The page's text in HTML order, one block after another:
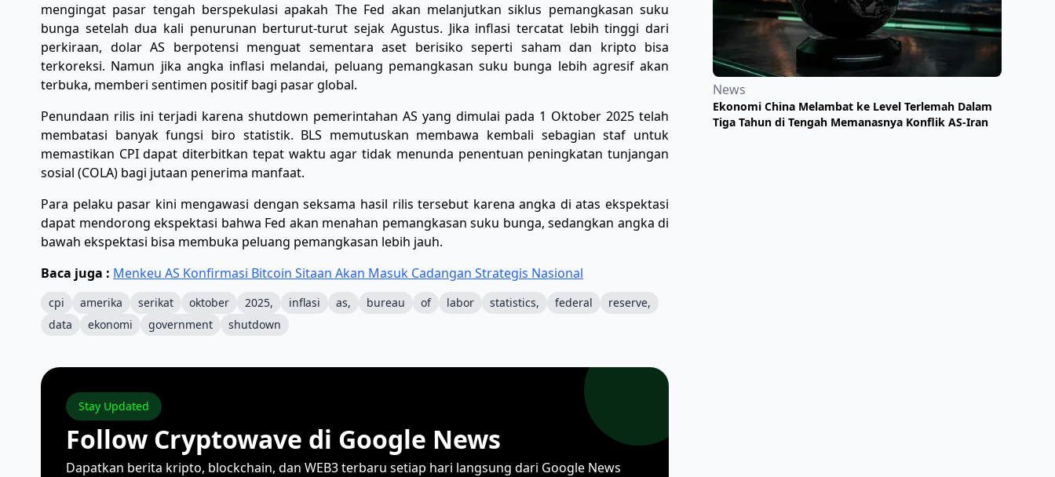
mengingat pasar tengah berspekulasi apakah The Fed akan melanjutkan siklus pemangkasan suku
bunga setelah dua kali penurunan berturut-turut sejak Agustus. Jika inflasi tercatat lebih tinggi dari
perkiraan, dolar AS berpotensi menguat sementara aset berisiko seperti saham dan kripto bisa
terkoreksi. Namun jika angka inflasi melandai, peluang pemangkasan suku bunga lebih agresif akan
terbuka, memberi sentimen positif bagi pasar global.
Penundaan rilis ini terjadi karena shutdown pemerintahan AS yang dimulai pada 1 Oktober 2025 telah
membatasi banyak fungsi biro statistik. BLS memutuskan membawa kembali sebagian staf untuk
memastikan CPI dapat diterbitkan tepat waktu agar tidak menunda penentuan peningkatan tunjangan
sosial (COLA) bagi jutaan penerima manfaat.
Para pelaku pasar kini mengawasi dengan seksama hasil rilis tersebut karena angka di atas ekspektasi
dapat mendorong ekspektasi bahwa Fed akan menahan pemangkasan suku bunga, sedangkan angka di
bawah ekspektasi bisa membuka peluang pemangkasan lebih jauh.
Baca juga : Menkeu AS Konfirmasi Bitcoin Sitaan Akan Masuk Cadangan Strategis Nasional
cpi amerika serikat oktober 2025, inflasi as, bureau of labor statistics, federal
reserve,
data
ekonomi government shutdown
Stay Updated
Follow Cryptowave di Google News
Dapatkan berita kripto, blockchain, dan WEB3 terbaru setiap hari langsung dari Google News
News
Ekonomi China Melambat ke Level Terlemah Dalam
Tiga Tahun di Tengah Memanasnya Konflik AS-Iran